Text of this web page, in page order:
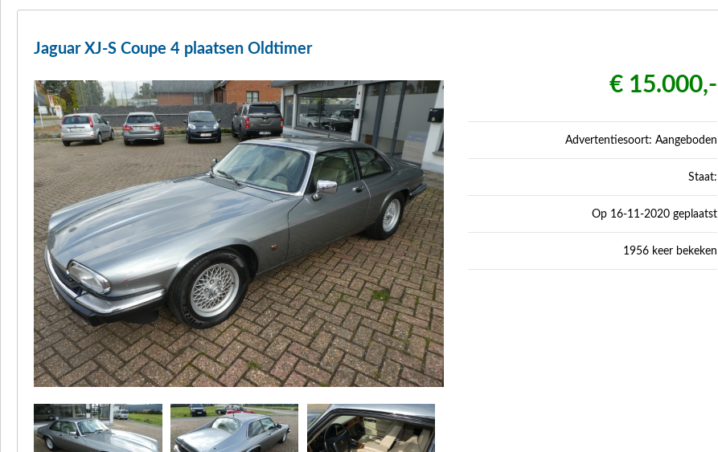
Jaguar XJ-S Coupe 4 plaatsen Oldtimer
€ 15.000,-
Advertentiesoort: Aangeboden
Staat:
Op 16-11-2020 geplaatst
1956 keer bekeken